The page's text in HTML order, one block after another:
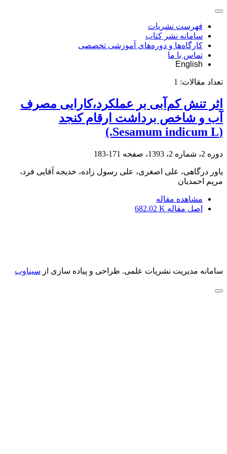
فهرست نشریات
سامانه نشر کتاب
کارگاه‌ها و دوره‌های آموزشی تخصصی
تماس با ما
English
تعداد مقالات: 1
اثر تنش کم‌آبی بر عملکرد،کارایی مصرف
آب و شاخص برداشت ارقام کنجد
(Sesamum indicum L.)
دوره 2، شماره 2، 1393، صفحه 171-183
یاور درگاهی، علی اصغری، علی رسول زاده، خدیجه آقایی فرد،
مریم احمدیان
مشاهده مقاله
اصل مقاله 682.02 K
سامانه مدیریت نشریات علمی. طراحی و پیاده سازی از سیناوب